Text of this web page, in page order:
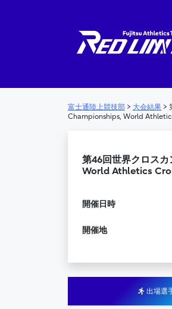
メインナビゲーション
富士通陸上競技部 > 大会結果 >
Championships, World
第46回世界クロス
World Athletics
開催日時
開催地
出場選